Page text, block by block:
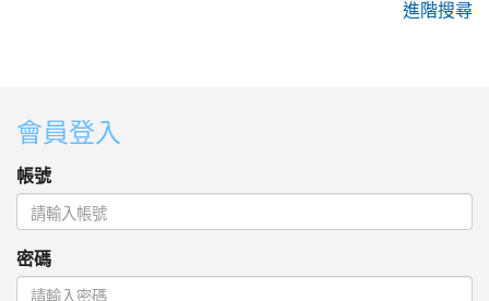
進階搜尋
會員登入
帳號
密碼